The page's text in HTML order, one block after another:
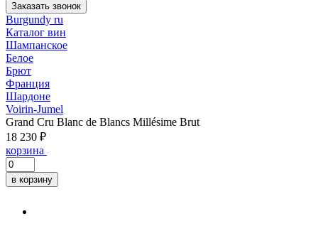
Заказать звонок
Burgundy ru
Каталог вин
Шампанское
Белое
Брют
Франция
Шардоне
Voirin-Jumel
Grand Cru Blanc de Blancs Millésime Brut
18 230 ₽
корзина
в корзину